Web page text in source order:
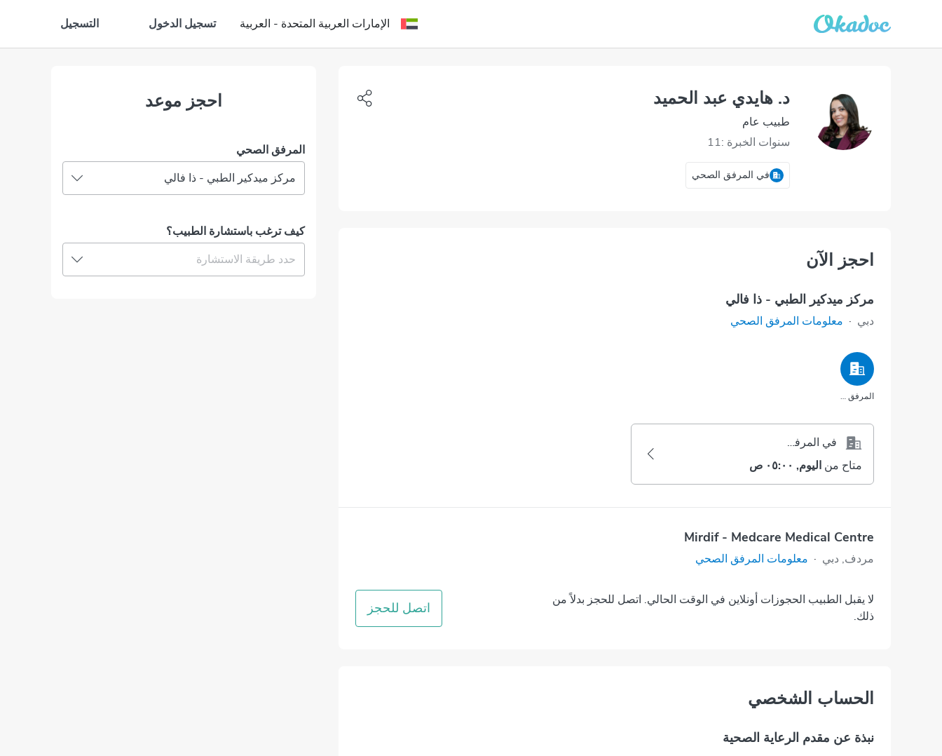
الإمارات العربية المتحدة - العربية تسجيل الدخول التسجيل
د. هايدي عبد الحميد
طبيب عام
سنوات الخبرة :11
في المرفق الصحي
احجز الآن
مركز ميدكير الطبي - ذا فالي
دبي · معلومات المرفق الصحي
المرفق الصحي
في المرفق الصحي
متاح من اليوم, ٠٥:٠٠ ص
Mirdif - Medcare Medical Centre
مردف, دبي · معلومات المرفق الصحي
لا يقبل الطبيب الحجوزات أونلاين في الوقت الحالي. اتصل للحجز بدلاً من
ذلك.
اتصل للحجز
اﻟﺤﺴﺎﺏ اﻟﺸﺨﺼﻲ
نبذة عن مقدم الرعاية الصحية
احجز موعد
المرفق الصحي
مركز ميدكير الطبي - ذا فالي
كيف ترغب باستشارة الطبيب؟
حدد طريقة الاستشارة